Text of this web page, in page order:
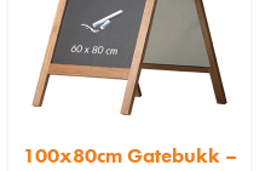
100x80cm Gatebukk –